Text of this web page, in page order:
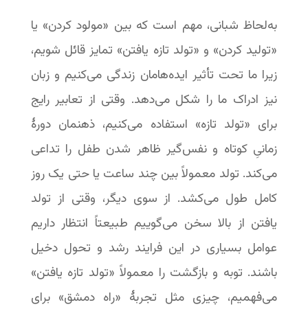
به‌لحاظ شبانی، مهم است که بین «مولود کردن» یا
«تولید کردن» و «تولد تازه یافتن» تمایز قائل شویم،
زیرا ما تحت تأثیر ایده‌هامان زندگی می‌کنیم و زبان
نیز ادراک ما را شکل می‌دهد. وقتی از تعابیر رایج
برای «تولد تازه» استفاده می‌کنیم، ذهنمان دورۀ
زمانیِ کوتاه و نفس‌گیر ظاهر شدن طفل را تداعی
می‌کند. تولد معمولاً بین چند ساعت یا حتی یک روز
کامل طول می‌کشد. از سوی دیگر، وقتی از تولد
یافتن از بالا سخن می‌گوییم طبیعتاً انتظار داریم
عوامل بسیاری در این فرایند رشد و تحول دخیل
باشند. توبه و بازگشت را معمولاً «تولد تازه یافتن»
می‌فهمیم، چیزی مثل تجربۀ «راه دمشق» برای